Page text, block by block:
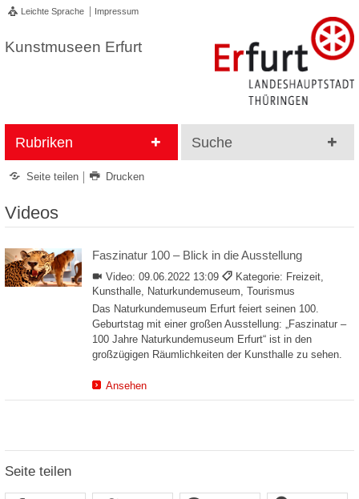
Leichte Sprache Impressum
Kunstmuseen Erfurt
Rubriken Suche
Seite teilen Drucken
Videos
Faszinatur 100 – Blick in die Ausstellung
Video: 09.06.2022 13:09
Kategorie: Freizeit,
Kunsthalle, Naturkundemuseum, Tourismus
Das Naturkundemuseum Erfurt feiert seinen 100.
Geburtstag mit einer großen Ausstellung: „Faszinatur –
100 Jahre Naturkundemuseum Erfurt“ ist in den
großzügigen Räumlichkeiten der Kunsthalle zu sehen.
Ansehen
Seite teilen